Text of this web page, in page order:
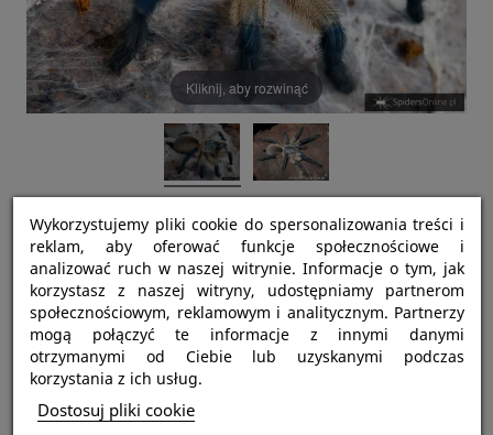
Kliknij, aby rozwinąć
Monocentropus balfouri SAMICA 3-3,5DC
(6,5cm)
Ostatnie sztuki w magazynie
200,00 zł
Brutto
Najważniejsze informacje:
Wykorzystujemy pliki cookie do spersonalizowania treści i
reklam, aby oferować funkcje społecznościowe i
analizować ruch w naszej witrynie. Informacje o tym, jak
korzystasz z naszej witryny, udostępniamy partnerom
społecznościowym, reklamowym i analitycznym. Partnerzy
mogą połączyć te informacje z innymi danymi
otrzymanymi od Ciebie lub uzyskanymi podczas
korzystania z ich usług.
Dostosuj pliki cookie